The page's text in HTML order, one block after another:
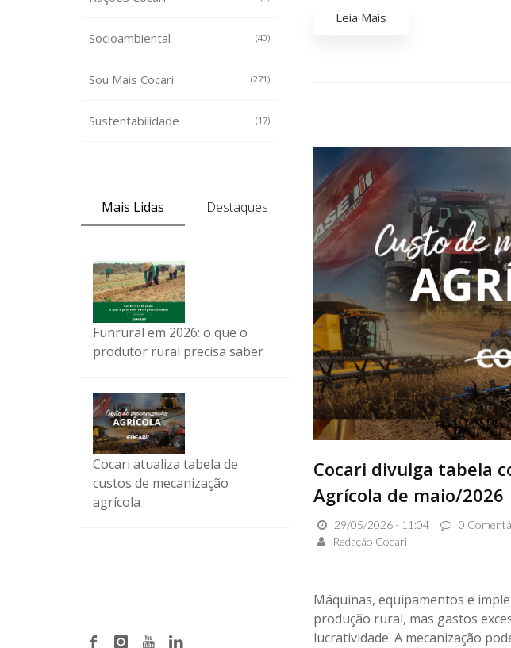
(40)
Socioambiental
(271)
Sou Mais Cocari
(17)
Sustentabilidade
Mais Lidas Destaques
Funrural em 2026: o que o
produtor rural precisa saber
Cocari atualiza tabela de
custos de mecanização
agrícola
Leia Mais
Cocari divulga tabela
Agrícola de maio/2026
29/05/2026 - 11:04 0
Redação Cocari
Máquinas, equipamentos e
produção rural, mas gastos
lucratividade. A mecanização